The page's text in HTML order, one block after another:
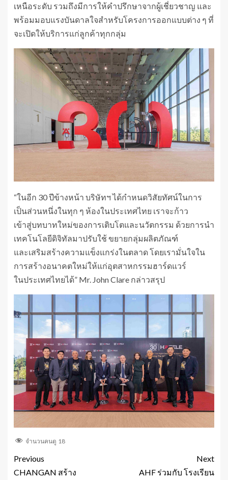
เหนือระดับ รวมถึงมีการให้คำปรึกษาจากผู้เชี่ยวชาญ และ
พร้อมมอบแรงบันดาลใจสำหรับโครงการออกแบบต่าง ๆ ที่
จะเปิดให้บริการแก่ลูกค้าทุกกลุ่ม
“ในอีก 30 ปีข้างหน้า บริษัทฯ ได้กำหนดวิสัยทัศน์ในการ
เป็นส่วนหนึ่งในทุก ๆ ห้องในประเทศไทย เราจะก้าว
เข้าสู่บทบาทใหม่ของการเติบโตและนวัตกรรม ด้วยการนำ
เทคโนโลยีดิจิทัลมาปรับใช้ ขยายกลุ่มผลิตภัณฑ์
และเสริมสร้างความแข็งแกร่งในตลาด โดยเรามั่นใจใน
การสร้างอนาคตใหม่ให้แก่อุตสาหกรรมฮาร์ดแวร์
ในประเทศไทยได้” Mr. John Clare กล่าวสรุป
จำนวนคนดู 18
Previous
CHANGAN สร้าง
Next
AHF ร่วมกับ โรงเรียน